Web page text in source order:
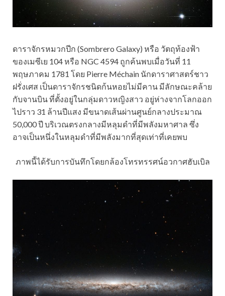
ดาราจักรหมวกปีก (Sombrero Galaxy) หรือ วัตถุท้องฟ้า
ของเมซีเย 104 หรือ NGC 4594 ถูกค้นพบเมื่อวันที่ 11
พฤษภาคม 1781 โดย Pierre Méchain นักดาราศาสตร์ชาว
ฝรั่งเศส เป็นดาราจักรชนิดก้นหอยไม่มีคาน มีลักษณะคล้าย
กับจานบิน ที่ตั้งอยู่ในกลุ่มดาวหญิงสาว อยู่ห่างจากโลกออก
ไปราว 31 ล้านปีแสง มีขนาดเส้นผ่านศูนย์กลางประมาณ
50,000 ปี บริเวณตรงกลางมีหลุมดำที่มีพลังมหาศาล ซึ่ง
อาจเป็นหนึ่งในหลุมดำที่มีพลังมากที่สุดเท่าที่เคยพบ
ภาพนี้ได้รับการบันทึกโดยกล้องโทรทรรศน์อวกาศฮับเบิล